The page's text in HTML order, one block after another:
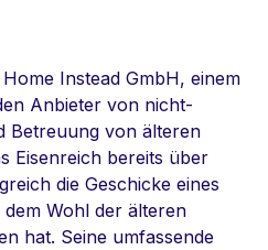
Instead GmbH, einem
Anbieter von nicht-
Betreuung von älteren
Eisenreich bereits über
die Geschicke eines
Wohl der älteren
hat. Seine umfassende